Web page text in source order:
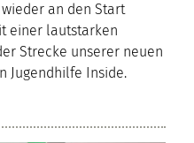
an den Start
einer lautstarken
Strecke unserer neuen
Jugendhilfe Inside.